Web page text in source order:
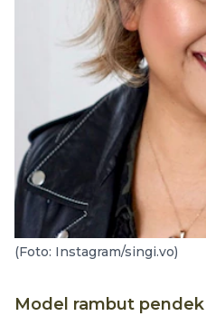
(Foto: Instagram/singi.vo)
Model rambut pendek